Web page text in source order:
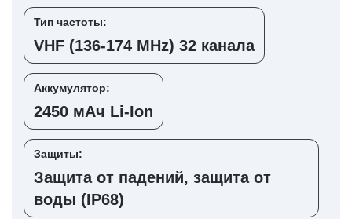
Тип частоты:
VHF (136-174 MHz) 32 канала
Аккумулятор:
2450 мАч Li-Ion
Защиты:
Защита от падений, защита от
воды (IP68)